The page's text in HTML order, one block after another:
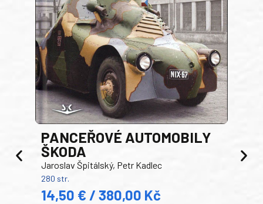
PANCEŘOVÉ AUTOMOBILY
ŠKODA
Jaroslav Špitálský, Petr Kadlec
280 str.
14,50 € / 380,00 Kč